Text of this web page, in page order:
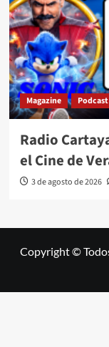
Magazine Podcast
Radio
el Cine de
3 de agosto de 2026
Copyright ©